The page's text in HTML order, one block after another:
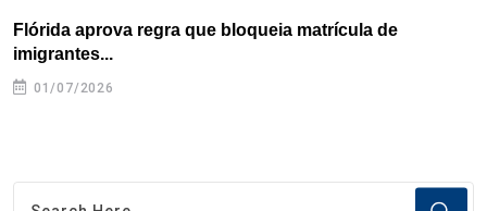
Flórida aprova regra que bloqueia matrícula de
imigrantes...
01/07/2026